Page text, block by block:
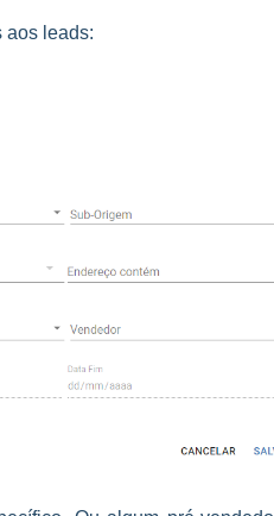
aos leads: